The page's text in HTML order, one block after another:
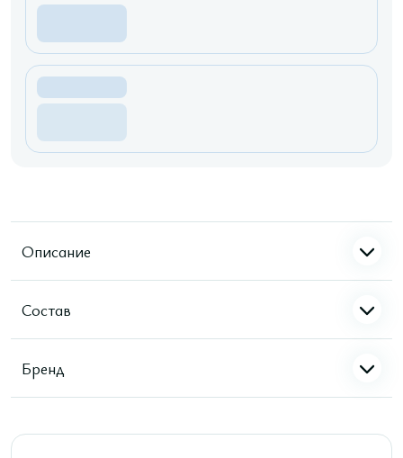
Описание
Состав
Бренд